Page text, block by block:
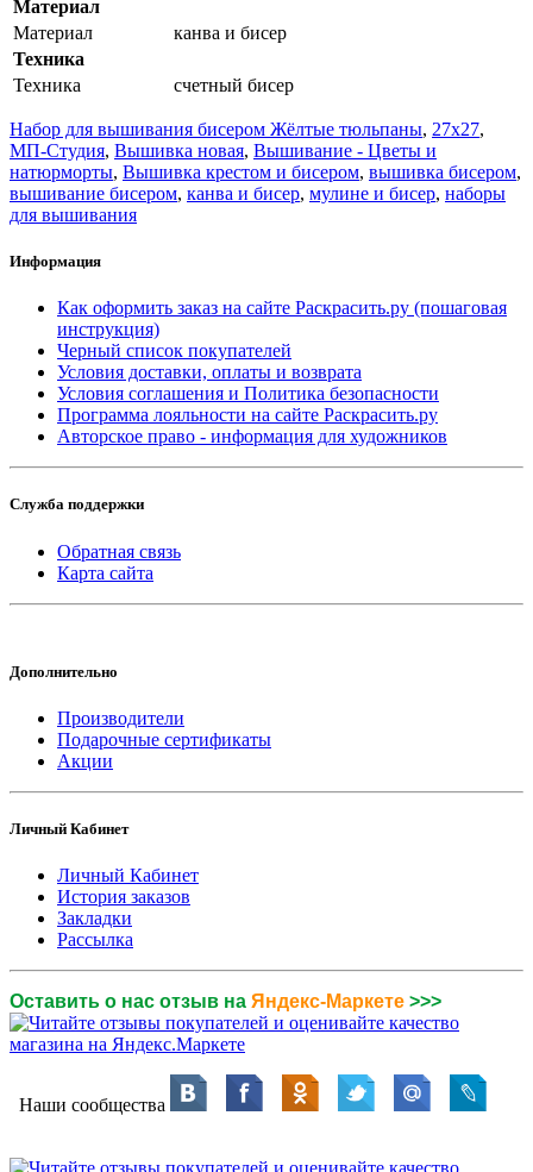
Материал
Материал
канва и бисер
Техника
Техника
счетный бисер
Набор для вышивания бисером Жёлтые тюльпаны, 27x27,
МП-Студия, Вышивка новая, Вышивание - Цветы и
натюрморты, Вышивка крестом и бисером, вышивка бисером,
вышивание бисером, канва и бисер, мулине и бисер, наборы
для вышивания
Информация
Как оформить заказ на сайте Раскрасить.ру (пошаговая
инструкция)
Черный список покупателей
Условия доставки, оплаты и возврата
Условия соглашения и Политика безопасности
Программа лояльности на сайте Раскрасить.ру
Авторское право - информация для художников
Служба поддержки
Обратная связь
Карта сайта
Дополнительно
Производители
Подарочные сертификаты
Акции
Личный Кабинет
Личный Кабинет
История заказов
Закладки
Рассылка
Оставить о нас отзыв на Яндекс-Маркете >>>
Наши сообщества